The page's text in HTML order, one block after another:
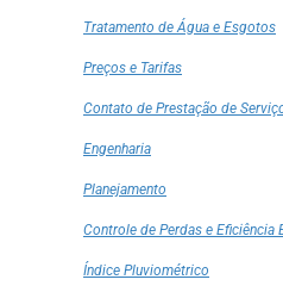
Tratamento de Água e Esgotos
Preços e Tarifas
Contato de Prestação de
Engenharia
Planejamento
Controle de Perdas e Eficiência
Índice Pluviométrico